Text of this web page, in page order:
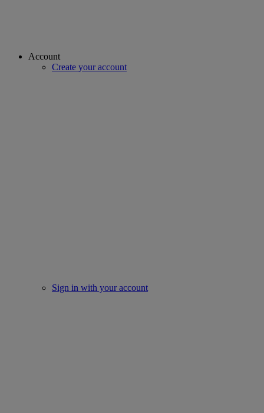
Account
Create your account
Sign in with your account